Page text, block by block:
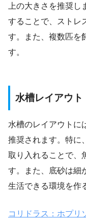
上の大きさを推奨
することで、ストレ
す。また、複数匹を
す。
水槽レイアウト
水槽のレイアウトに
推奨されます。特に
取り入れることで、
す。また、底砂は細
生活できる環境を作
コリドラス：ホプリ